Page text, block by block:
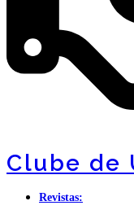
Clube de
Revistas: